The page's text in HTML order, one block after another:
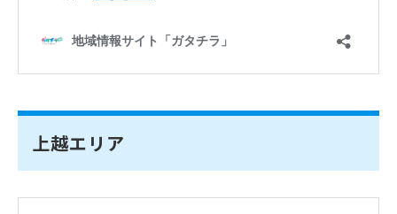
上越エリア